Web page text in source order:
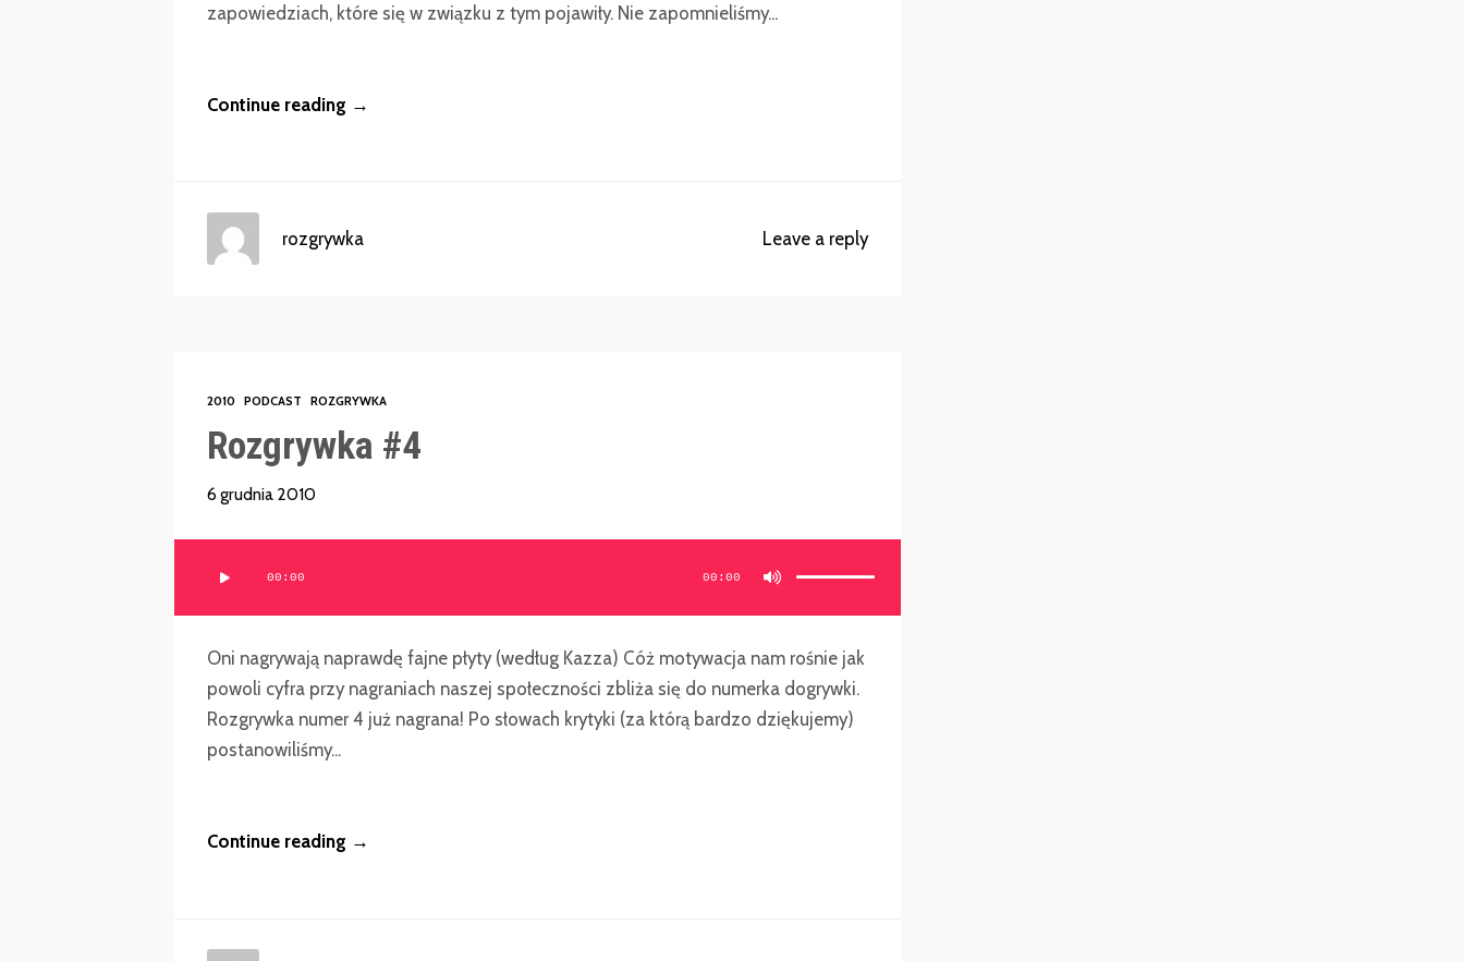
zapowiedziach, które się w związku z tym pojawiły. Nie zapomnieliśmy...
Continue reading →
Leave a reply
rozgrywka
2010 PODCAST ROZGRYWKA
Rozgrywka #4
6 grudnia 2010
plików
dźwiękowych
00:00 00:00
Używaj
góry/do
zwiększyć
głośność.
Oni nagrywają naprawdę fajne płyty (według Kazza) Cóż motywacja nam rośnie jak
powoli cyfra przy nagraniach naszej społeczności zbliża się do numerka dogrywki.
Rozgrywka numer 4 już nagrana! Po słowach krytyki (za którą bardzo dziękujemy)
postanowiliśmy...
Continue reading →